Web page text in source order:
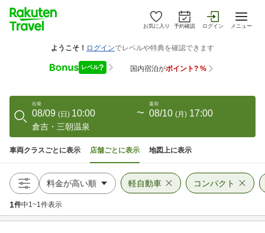
お気に入り 予約確認 ログイン メニュー
出発
08/09 (日) 10:00 〜
返却
08/10 (月 ) 17:00
倉吉・三朝温泉
車両クラスごとに表示 店舗ごとに表示 地図上に表示
軽自動車 コンパクト
1件中1~1件表示